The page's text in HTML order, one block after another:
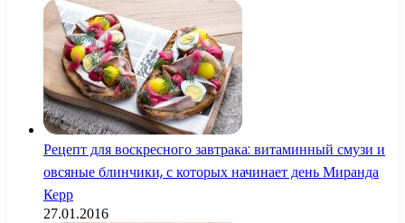
Рецепт для воскресного завтрака: витаминный смузи и
овсяные блинчики, с которых начинает день Миранда
Керр
27.01.2016